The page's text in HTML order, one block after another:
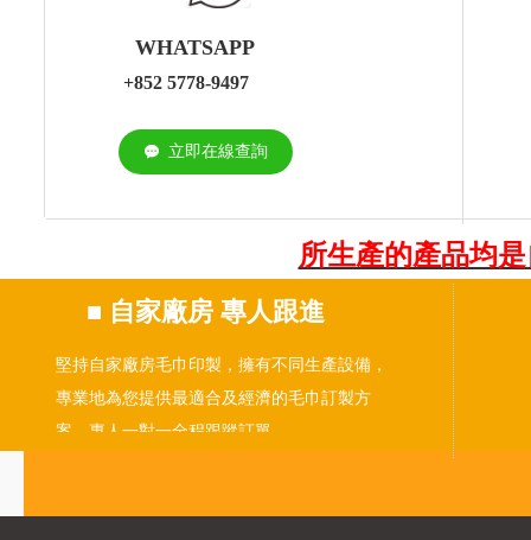
WHATSAPP
+852 5778-9497
끁 立即在線查詢
所生產的產品均
■ 自家廠房 專人跟進
堅持自家廠房毛巾印製，擁有不同生產設備，
專業地為您提供最適合及經濟的毛巾訂製方
案。專人一對一全程跟蹤訂單。